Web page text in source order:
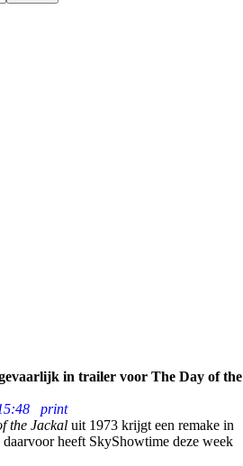
in trailer voor The Day of the
print
the Jackal uit 1973 krijgt een remake in
heeft SkyShowtime deze week